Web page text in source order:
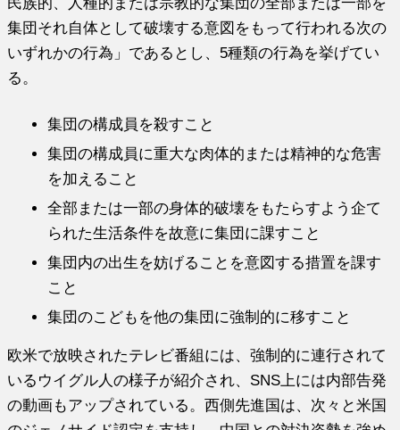
集団それ自体として破壊する意図をもって行われる次の
いずれかの行為」であるとし、5種類の行為を挙げてい
る。
集団の構成員を殺すこと
集団の構成員に重大な肉体的または精神的な危害
を加えること
全部または一部の身体的破壊をもたらすよう企て
られた生活条件を故意に集団に課すこと
集団内の出生を妨げることを意図する措置を課す
こと
集団のこどもを他の集団に強制的に移すこと
欧米で放映されたテレビ番組には、強制的に連行されて
いるウイグル人の様子が紹介され、SNS上には内部告発
の動画もアップされている。西側先進国は、次々と米国